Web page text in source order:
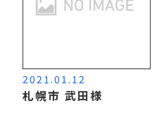
2021.01.12
札幌市 武田様